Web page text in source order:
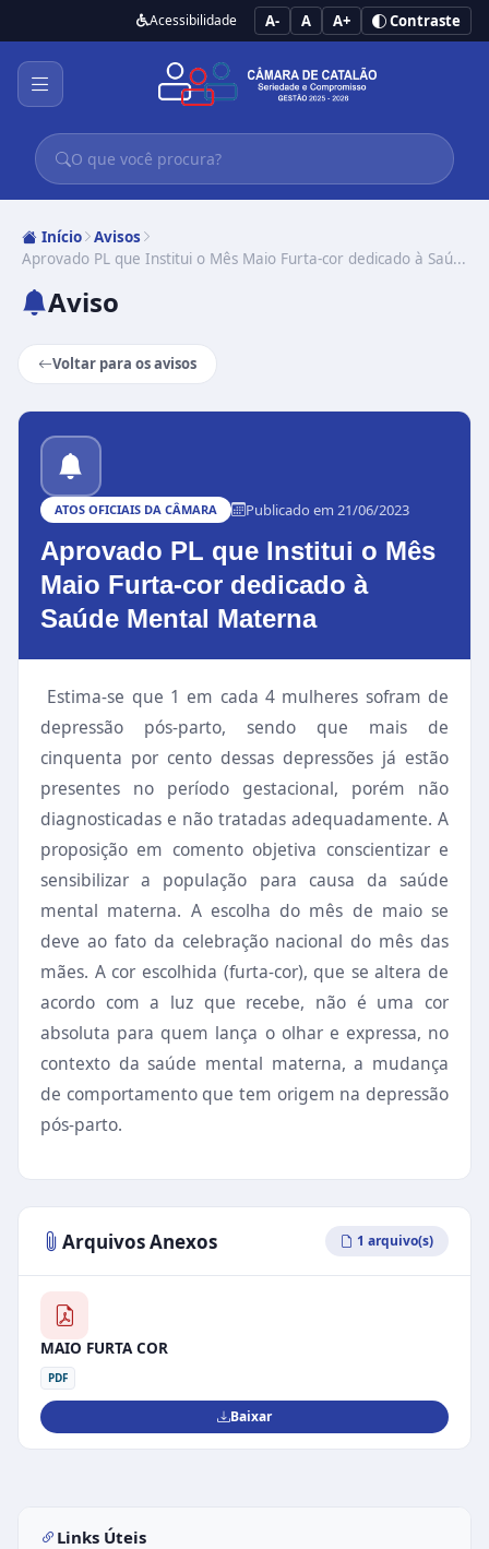
Acessibilidade A- A A+ Contraste
Início
Avisos
Aprovado PL que Institui o Mês Maio Furta-cor dedicado à Saú...
Aviso
Voltar para os avisos
ATOS OFICIAIS DA CÂMARA Publicado em 21/06/2023
Aprovado PL que Institui o Mês
Maio Furta-cor dedicado à
Saúde Mental Materna
Estima-se que 1 em cada 4 mulheres sofram de
depressão pós-parto, sendo que mais de
cinquenta por cento dessas depressões já estão
presentes no período gestacional, porém não
diagnosticadas e não tratadas adequadamente. A
proposição em comento objetiva conscientizar e
sensibilizar a população para causa da saúde
mental materna. A escolha do mês de maio se
deve ao fato da celebração nacional do mês das
mães. A cor escolhida (furta-cor), que se altera de
acordo com a luz que recebe, não é uma cor
absoluta para quem lança o olhare expressa, no
contexto da saúde mental materna, a mudança
de comportamento que tem origem na depressão
pós-parto.
Arquivos Anexos 1 arquivo(s)
MAIO FURTA COR
PDF
Baixar
Links Úteis